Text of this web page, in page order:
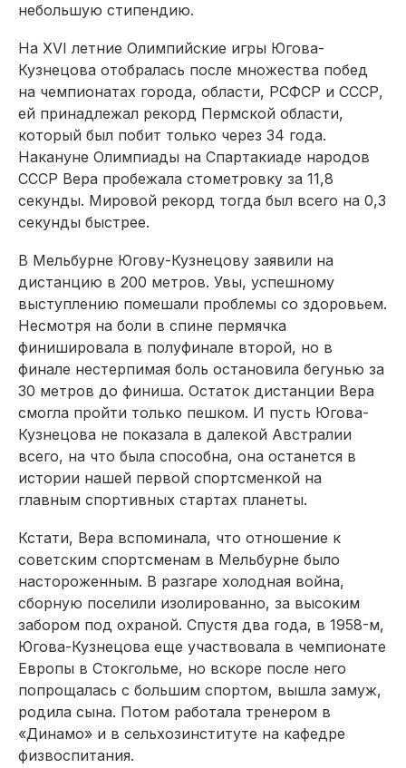
небольшую стипендию.
На XVI летние Олимпийские игры Югова-
Кузнецова отобралась после множества побед
на чемпионатах города, области, РСФСР и СССР,
ей принадлежал рекорд Пермской области,
который был побит только через 34 года.
Накануне Олимпиады на Спартакиаде народов
СССР Вера пробежала стометровку за 11,8
секунды. Мировой рекорд тогда был всего на 0,3
секунды быстрее.
В Мельбурне Югову-Кузнецову за­явили на
дистанцию в 200 метров. Увы, успешному
выступлению помешали проблемы со здоровьем.
Несмотря на боли в спине пермячка
финишировала в полуфинале второй, но в
финале нестерпимая боль остановила бегунью за
30 метров до финиша. Остаток дистанции Вера
смогла пройти только пешком. И пусть Югова-
Кузнецова не показала в далекой Австралии
всего, на что была способна, она останется в
истории нашей первой спортсменкой на
главным спортивных стартах планеты.
Кстати, Вера вспоминала, что отношение к
советским спортсменам в Мельбурне было
настороженным. В разгаре холодная война,
сборную поселили изолированно, за высоким
забором под охраной. Спустя два года, в 1958-м,
Югова-Кузнецова еще участвовала в чемпионате
Европы в Стокгольме, но вскоре после него
попрощалась с большим спортом, вышла замуж,
родила сына. Потом работала тренером в
«Динамо» и в сельхозинституте на кафед­ре
физвоспитания.